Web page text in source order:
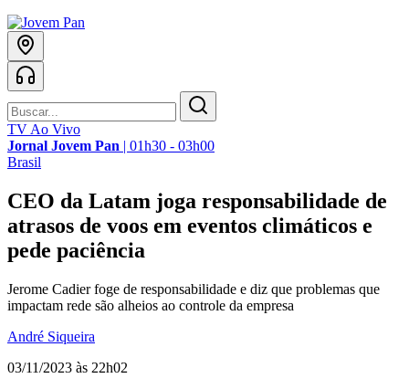
TV Ao Vivo
Jornal Jovem Pan | 01h30 - 03h00
Brasil
CEO da Latam joga responsabilidade de
atrasos de voos em eventos climáticos e
pede paciência
Jerome Cadier foge de responsabilidade e diz que problemas que
impactam rede são alheios ao controle da empresa
André Siqueira
03/11/2023 às 22h02